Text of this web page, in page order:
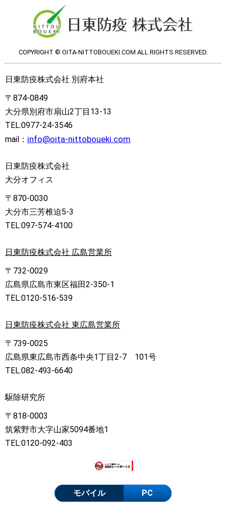
COPYRIGHT © OITA-NITTOBOUEKI.COM ALL RIGHTS RESERVED.
日東防疫株式会社 別府本社
〒874-0849
大分県別府市扇山2丁目13-13
TEL:0977-24-3546
mail： info@oita-nittoboueki.com
日東防疫株式会社
大分オフィス
〒870-0030
大分市三芳椎迫5-3
TEL:097-574-4100
日東防疫株式会社 広島営業所
〒732-0029
広島県広島市東区福田2-350-1
TEL:0120-516-539
日東防疫株式会社 東広島営業所
〒739-0025
広島県東広島市西条中央1丁目2-7 101号
TEL:082-493-6640
駆除研究所
〒818-0003
筑紫野市大字山家5094番地1
TEL:0120-092-403
モバイル PC